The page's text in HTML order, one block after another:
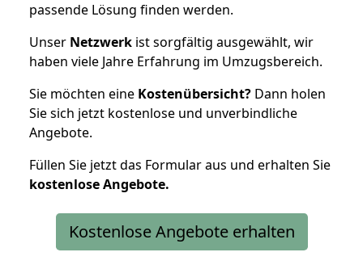
passende Lösung finden werden.
Unser Netzwerk ist sorgfältig ausgewählt, wir
haben viele Jahre Erfahrung im Umzugsbereich.
Sie möchten eine Kostenübersicht? Dann holen
Sie sich jetzt kostenlose und unverbindliche
Angebote.
Füllen Sie jetzt das Formular aus und erhalten Sie
kostenloseAngebote.
Kostenlose Angebote erhalten